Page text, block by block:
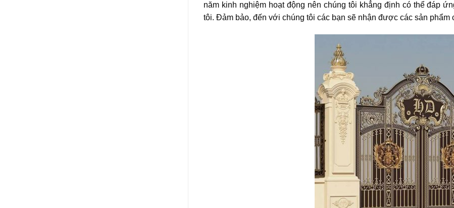
năm kinh nghiệm hoạt động nên chúng tôi khẳng định có thể đáp
tôi. Đảm bảo, đến với chúng tôi các bạn sẽ nhận được các sản